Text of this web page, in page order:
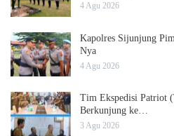
4 Agu 2026
Kapolres Sijunjung
Nya
4 Agu 2026
Tim Ekspedisi Patriot
Berkunjung ke…
3 Agu 2026